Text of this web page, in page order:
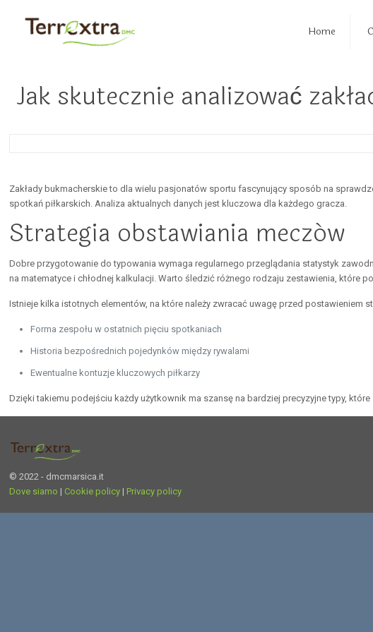
Home
Jak skutecznie analizować
Zakłady bukmacherskie to dla wielu pasjonatów sportu fascynujący sposób na
spotkań piłkarskich. Analiza aktualnych danych jest kluczowa dla każdego gracza.
Strategia obstawiania meczów
Dobre przygotowanie do typowania wymaga regularnego przeglądania statystyk
na matematyce i chłodnej kalkulacji. Warto śledzić różnego rodzaju zestawienia, które
Istnieje kilka istotnych elementów, na które należy zwracać uwagę przed postawieniem
Forma zespołu w ostatnich pięciu spotkaniach
Historia bezpośrednich pojedynków między rywalami
Ewentualne kontuzje kluczowych piłkarzy
Dzięki takiemu podejściu każdy użytkownik ma szansę na bardziej precyzyjne typy,
© 2022 - dmcmarsica.it
Dove siamo | Cookie policy | Privacy policy